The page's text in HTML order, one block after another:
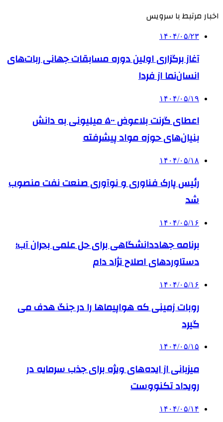
اخبار مرتبط با سرویس
۱۴۰۴/۰۵/۲۳
آغاز برگزاری اولین دوره مسابقات جهانی ربات‌های
انسان‌نما از فردا
۱۴۰۴/۰۵/۱۹
اعطای گرنت بلاعوض ۵۰۰ میلیونی به دانش
بنیان‌های حوزه مواد پیشرفته
۱۴۰۴/۰۵/۱۸
رئیس پارک فناوری و نوآوری صنعت نفت منصوب
شد
۱۴۰۴/۰۵/۱۶
برنامه جهاددانشگاهی برای حل علمی بحران آب؛
دستاوردهای اصلاح نژاد دام
۱۴۰۴/۰۵/۱۶
روبات زمینی که هواپیماها را در جنگ هدف می
گیرد
۱۴۰۴/۰۵/۱۵
میزبانی از ایده‌های ویژه برای جذب سرمایه در
رویداد تکنووست
۱۴۰۴/۰۵/۱۴